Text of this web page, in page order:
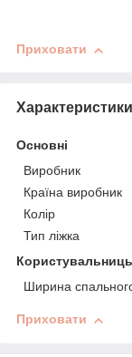
Приховати
Характеристики
Основні
Виробник
Країна виробник
Колір
Тип ліжка
Ширина
Приховати